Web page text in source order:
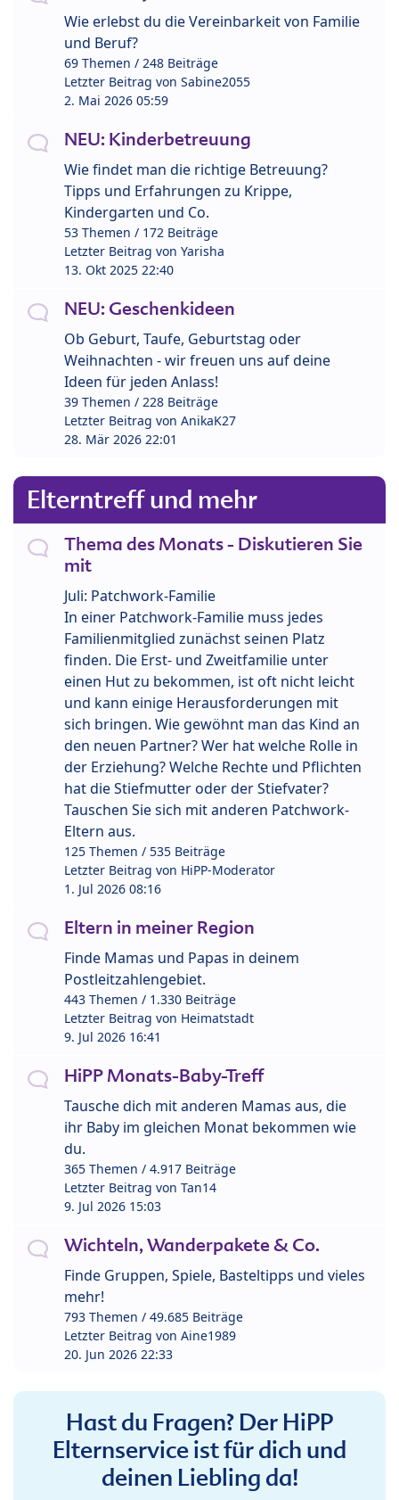
Wie erlebst du die Vereinbarkeit von Familie
und Beruf?
69 Themen / 248 Beiträge
Letzter Beitrag von Sabine2055
2. Mai 2026 05:59
NEU: Kinderbetreuung
Wie findet man die richtige Betreuung?
Tipps und Erfahrungen zu Krippe,
Kindergarten und Co.
53 Themen / 172 Beiträge
Letzter Beitrag von Yarisha
13. Okt 2025 22:40
NEU: Geschenkideen
Ob Geburt, Taufe, Geburtstag oder
Weihnachten - wir freuen uns auf deine
Ideen für jeden Anlass!
39 Themen / 228 Beiträge
Letzter Beitrag von AnikaK27
28. Mär 2026 22:01
Elterntreff und mehr
Thema des Monats - Diskutieren Sie
mit
Juli: Patchwork-Familie
In einer Patchwork-Familie muss jedes
Familienmitglied zunächst seinen Platz
finden. Die Erst- und Zweitfamilie unter
einen Hut zu bekommen, ist oft nicht leicht
und kann einige Herausforderungen mit
sich bringen. Wie gewöhnt man das Kind an
den neuen Partner? Wer hat welche Rolle in
der Erziehung? Welche Rechte und Pflichten
hat die Stiefmutter oder der Stiefvater?
Tauschen Sie sich mit anderen Patchwork-
Eltern aus.
125 Themen / 535 Beiträge
Letzter Beitrag von HiPP-Moderator
1. Jul 2026 08:16
Eltern in meiner Region
Finde Mamas und Papas in deinem
Postleitzahlengebiet.
443 Themen / 1.330 Beiträge
Letzter Beitrag von Heimatstadt
9. Jul 2026 16:41
HiPP Monats-Baby-Treff
Tausche dich mit anderen Mamas aus, die
ihr Baby im gleichen Monat bekommen wie
du.
365 Themen / 4.917 Beiträge
Letzter Beitrag von Tan14
9. Jul 2026 15:03
Wichteln, Wanderpakete & Co.
Finde Gruppen, Spiele, Basteltipps und vieles
mehr!
793 Themen / 49.685 Beiträge
Letzter Beitrag von Aine1989
20. Jun 2026 22:33
Hast du Fragen? Der HiPP
Elternservice ist für dich und
deinen Liebling da!